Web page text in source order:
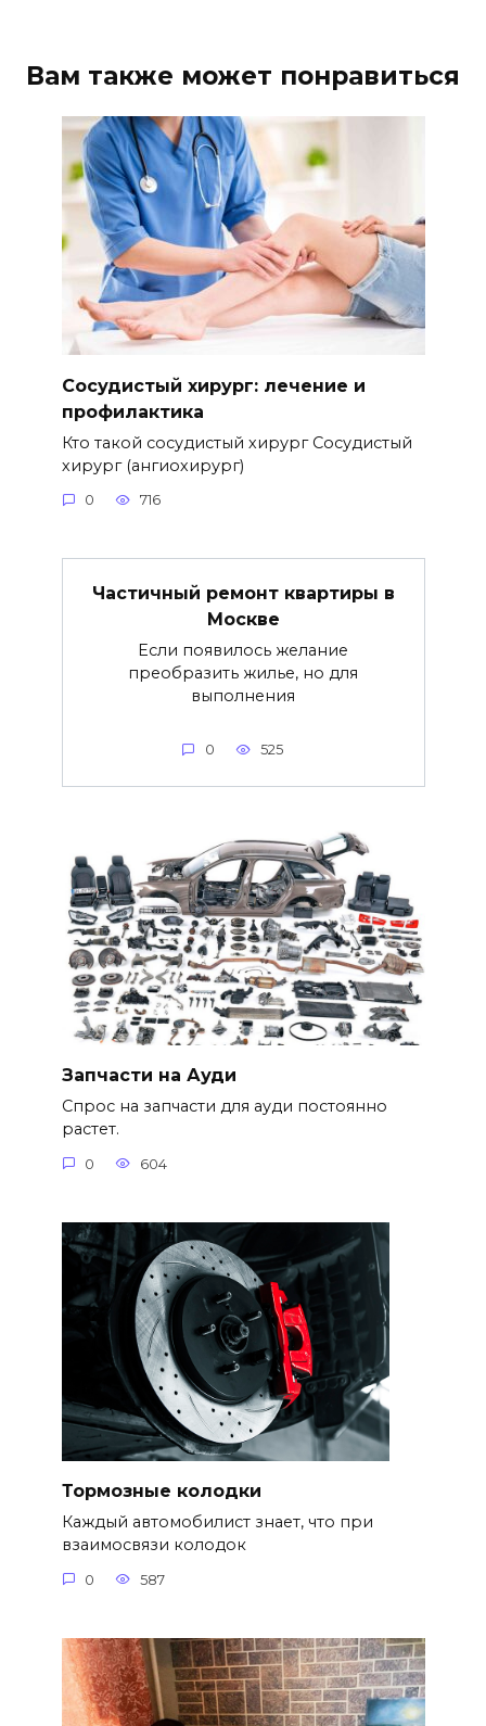
Вам также может понравиться
Сосудистый хирург: лечение и
профилактика
Кто такой сосудистый хирург Сосудистый
хирург (ангиохирург)
0 716
Частичный ремонт квартиры в
Москве
Если появилось желание
преобразить жилье, но для
выполнения
0 525
Запчасти на Ауди
Спрос на запчасти для ауди постоянно
растет.
0 604
Тормозные колодки
Каждый автомобилист знает, что при
взаимосвязи колодок
0 587